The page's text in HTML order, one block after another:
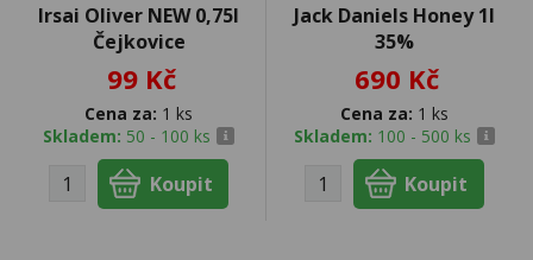
Irsai Oliver NEW 0,75l
Čejkovice
99 Kč
Cena za: 1 ks
Skladem: 50 - 100 ks
Jack Daniels Honey 1l
35%
690 Kč
Cena za: 1 ks
Skladem: 100 - 500 ks